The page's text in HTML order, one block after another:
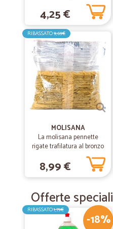
4,25 €
RIBASSATO9,69€
MOLISANA
La molisana pennette
rigate trafilatura al bronzo
bronzo chef kg.3
8,99 €
Offerte
-18%
RIBASSATO1,79€